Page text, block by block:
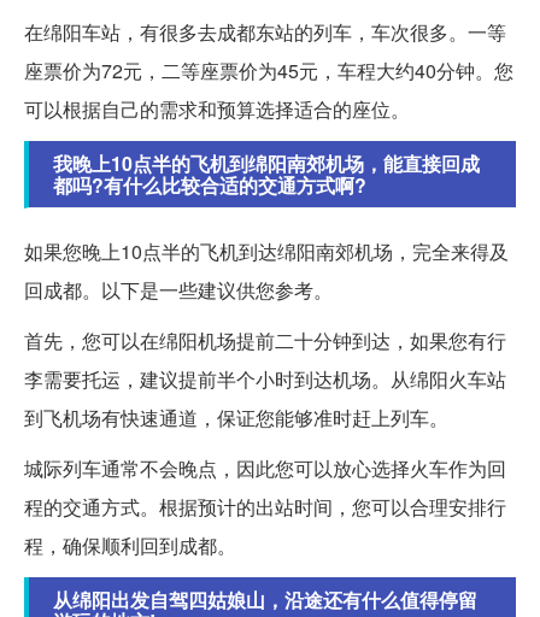
在绵阳车站，有很多去成都东站的列车，车次很多。一等
座票价为72元，二等座票价为45元，车程大约40分钟。您
可以根据自己的需求和预算选择适合的座位。
我晚上10点半的飞机到绵阳南郊机场，能直接回成
都吗?有什么比较合适的交通方式啊?
如果您晚上10点半的飞机到达绵阳南郊机场，完全来得及
回成都。以下是一些建议供您参考。
首先，您可以在绵阳机场提前二十分钟到达，如果您有行
李需要托运，建议提前半个小时到达机场。从绵阳火车站
到飞机场有快速通道，保证您能够准时赶上列车。
城际列车通常不会晚点，因此您可以放心选择火车作为回
程的交通方式。根据预计的出站时间，您可以合理安排行
程，确保顺利回到成都。
从绵阳出发自驾四姑娘山，沿途还有什么值得停留